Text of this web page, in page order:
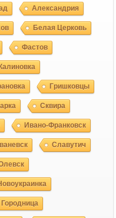
Александрия
Белая Церковь
Фастов
Калиновка
Гришковцы
Сквира
Ивано-Франковск
Славутич
Городница